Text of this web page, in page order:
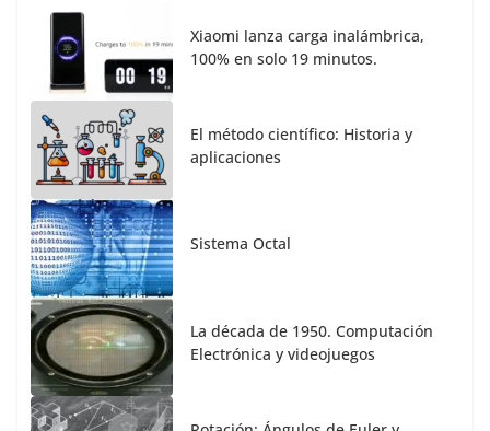
Xiaomi lanza carga inalámbrica,
100% en solo 19 minutos.
El método científico: Historia y
aplicaciones
Sistema Octal
La década de 1950. Computación
Electrónica y videojuegos